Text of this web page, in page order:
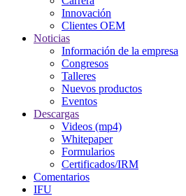
Innovación
Clientes OEM
Noticias
Información de la empresa
Congresos
Talleres
Nuevos productos
Eventos
Descargas
Videos (mp4)
Whitepaper
Formularios
Certificados/IRM
Comentarios
IFU